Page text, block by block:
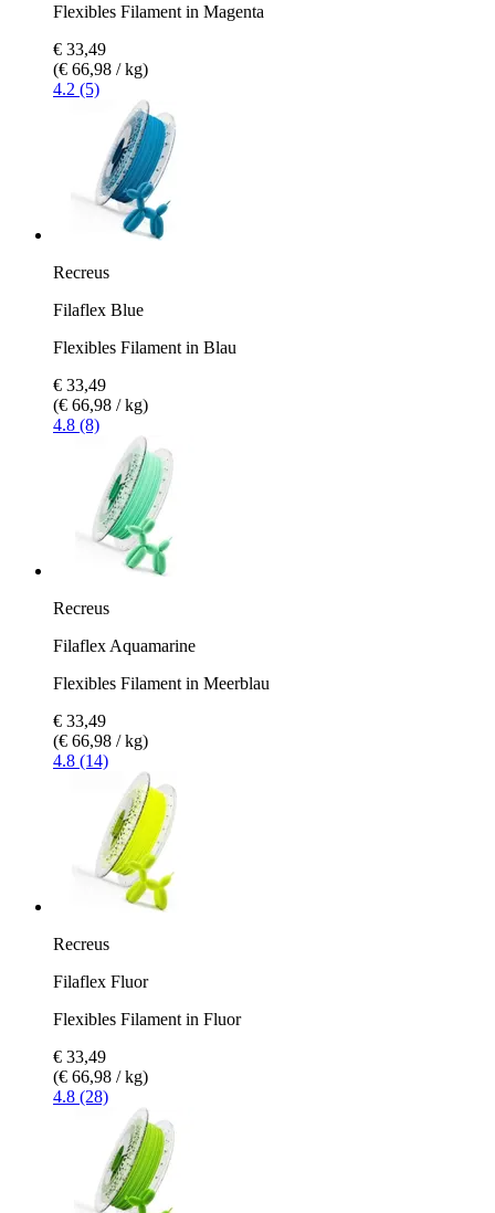
Flexibles Filament in Magenta
€ 33,49
(€ 66,98 / kg)
4.2 (5)
Recreus
Filaflex Blue
Flexibles Filament in Blau
€ 33,49
(€ 66,98 / kg)
4.8 (8)
Recreus
Filaflex Aquamarine
Flexibles Filament in Meerblau
€ 33,49
(€ 66,98 / kg)
4.8 (14)
Recreus
Filaflex Fluor
Flexibles Filament in Fluor
€ 33,49
(€ 66,98 / kg)
4.8 (28)